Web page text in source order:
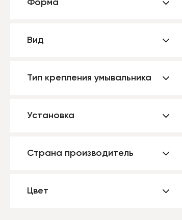
Форма
Вид
Тип крепления умывальника
Установка
Страна производитель
Цвет